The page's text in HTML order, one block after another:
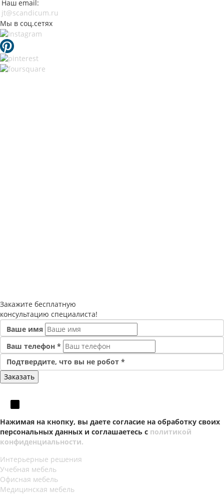
Наш email:
jt@scandicum.ru
Мы в соц.сетях
Закажите бесплатную
консультацию специалиста!
Ваше имя
Ваш телефон *
Подтвердите, что вы не робот *
Нажимая на кнопку, вы даете согласие на обработку своих
персональных данных и соглашаетесь с политикой
конфиденциальности.
Интерьерные решения
Учебная мебель
Офисная мебель
Медицинская мебель